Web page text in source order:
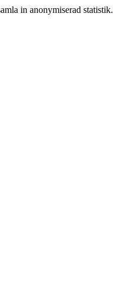
in anonymiserad statistik.